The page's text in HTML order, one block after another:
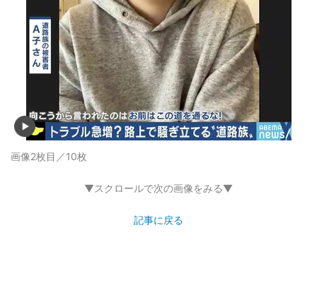
画像2枚目／10枚
▼スクロールで次の画像をみる▼
記事に戻る